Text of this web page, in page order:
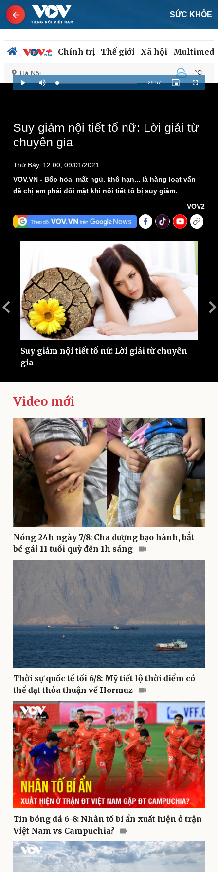
SỨC KHỎE
Chính trị Thế giới Xã hội
Hà Nội --°C
Đảng
Tổ chức nhân sự
Nhận diện sự thật
Tin 24h
Biển đảo
Thế giới
Quan sát
Cuộc sống đó đây
Hồ sơ
Video
Ảnh
Kinh tế
Bất động sản
Khởi nghiệp
Thị trường
Giá vàng
Tiêu dùng
Tỷ giá
Chứng khoán
Giá cà phê
Pháp luật
Vụ án
Tin nóng
Tư vấn luật
Quân sự - Quốc phòng
Vũ khí
Việt Nam
Phân tích
Play Mute Loaded:
0%
Remaining
-29:57
Picture-
in-
Fullscreen
Suy giảm nội tiết tố nữ: Lời giải từ
chuyên gia
Thứ Bảy, 12:00, 09/01/2021
VOV.VN - Bốc hỏa, mất ngủ, khô hạn... là hàng loạt vấn
đề chị em phải đối mặt khi nội tiết tố bị suy giảm.
VOV2
Suy giảm nội tiết tố nữ: Lời giải từ chuyên
gia
Video mới
Nóng 24h ngày 7/8: Cha dượng bạo hành, bắt
bé gái 11 tuổi quỳ đến 1h sáng
Thời sự quốc tế tối 6/8: Mỹ tiết lộ thời điểm có
thể đạt thỏa thuận về Hormuz
Tin bóng đá 6-8: Nhân tố bí ẩn xuất hiện ở trận
Việt Nam vs Campuchia?